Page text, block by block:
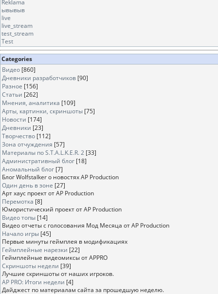
Reklama
ывывыв
live
live_stream
test_stream
Test
Categories
Видео [860]
Дневники разработчиков [90]
Разное [156]
Статьи [262]
Мнения, аналитика [109]
Арты, картинки, скриншоты [75]
Новости [174]
Дневники [23]
Творчество [112]
Зона отчуждения [57]
Материалы по S.T.A.L.K.E.R. 2 [33]
Административный блог [18]
Аномальный блог [7]
Блог Wolfstalker о новостях AP Production
Один день в зоне [27]
Арт хаус проект от AP Production
Перемотка [8]
Юмористический проект от AP Production
Видео топы [14]
Видео отчеты с голосования Мод Месяца от AP Production
Начало игры [45]
Первые минуты геймплея в модификациях
Геймплейные нарезки [22]
Геймплейные видеомиксы от APPRO
Скриншоты недели [39]
Лучшие скриншоты от наших игроков.
AP PRO: Итоги недели [4]
Дайджест по материалам сайта за прошедшую неделю.